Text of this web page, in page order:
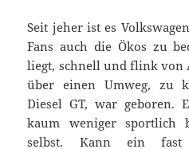
Seit jeher ist es
Fans auch die Ökos zu
liegt, schnell und flink von
über einen Umweg, zu
Diesel GT, war geboren.
kaum weniger sportlich
selbst. Kann ein fast